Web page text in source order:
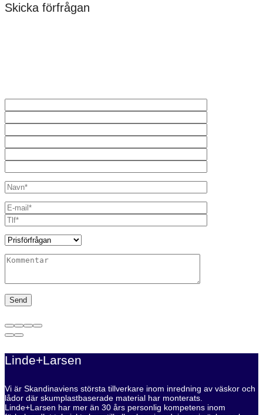
Skicka förfrågan
Linde+Larsen
Vi är Skandinaviens största tillverkare inom inredning av väskor och
lådor där skumplastbaserade material har monterats.
Linde+Larsen har mer än 30 års personlig kompetens inom